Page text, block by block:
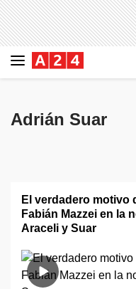
Adrián Suar
El verdadero motivo
Fabián Mazzei en la
Araceli y Suar